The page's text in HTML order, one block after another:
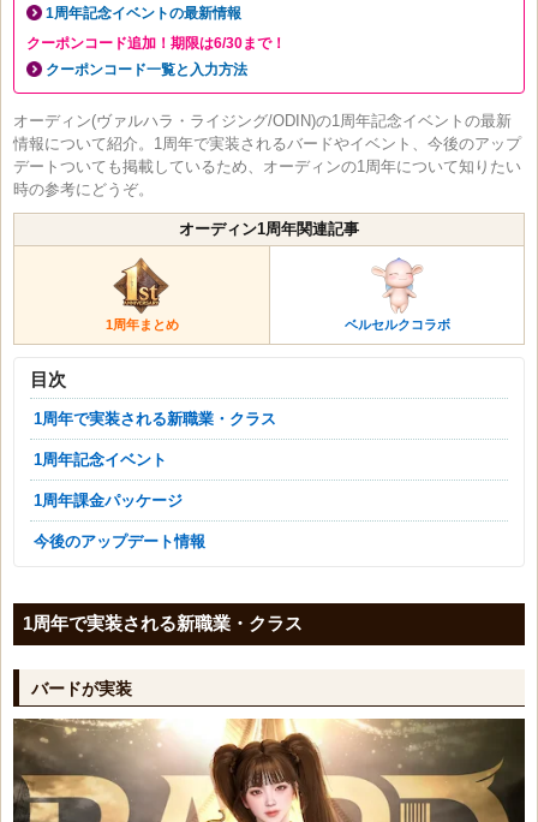
1周年記念イベントの最新情報
クーポンコード追加！期限は6/30まで！
クーポンコード一覧と入力方法
オーディン(ヴァルハラ・ライジング/ODIN)の1周年記念イベントの最新
情報について紹介。1周年で実装されるバードやイベント、今後のアップ
デートついても掲載しているため、オーディンの1周年について知りたい
時の参考にどうぞ。
オーディン1周年関連記事
1周年まとめ ベルセルクコラボ
目次
1周年で実装される新職業・クラス
1周年記念イベント
1周年課金パッケージ
今後のアップデート情報
1周年で実装される新職業・クラス
バードが実装